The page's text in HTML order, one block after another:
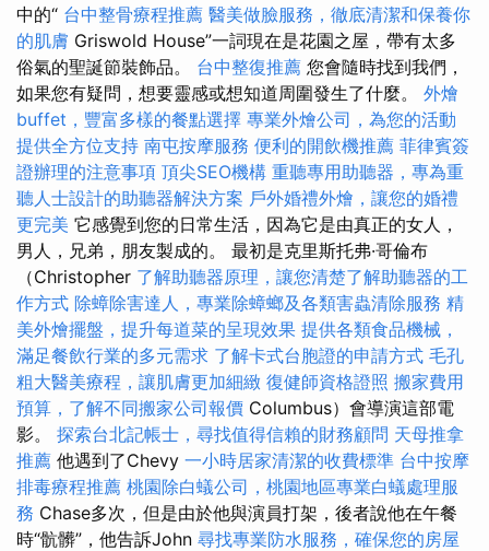
中的“ 台中整骨療程推薦 醫美做臉服務，徹底清潔和保養你
的肌膚 Griswold House”一詞現在是花園之屋，帶有太多
俗氣的聖誕節裝飾品。 台中整復推薦 您會隨時找到我們，
如果您有疑問，想要靈感或想知道周圍發生了什麼。 外燴
buffet，豐富多樣的餐點選擇 專業外燴公司，為您的活動
提供全方位支持 南屯按摩服務 便利的開飲機推薦 菲律賓簽
證辦理的注意事項 頂尖SEO機構 重聽專用助聽器，專為重
聽人士設計的助聽器解決方案 戶外婚禮外燴，讓您的婚禮
更完美 它感覺到您的日常生活，因為它是由真正的女人，
男人，兄弟，朋友製成的。 最初是克里斯托弗·哥倫布
（Christopher 了解助聽器原理，讓您清楚了解助聽器的工
作方式 除蟑除害達人，專業除蟑螂及各類害蟲清除服務 精
美外燴擺盤，提升每道菜的呈現效果 提供各類食品機械，
滿足餐飲行業的多元需求 了解卡式台胞證的申請方式 毛孔
粗大醫美療程，讓肌膚更加細緻 復健師資格證照 搬家費用
預算，了解不同搬家公司報價 Columbus）會導演這部電
影。 探索台北記帳士，尋找值得信賴的財務顧問 天母推拿
推薦 他遇到了Chevy 一小時居家清潔的收費標準 台中按摩
排毒療程推薦 桃園除白蟻公司，桃園地區專業白蟻處理服
務 Chase多次，但是由於他與演員打架，後者說他在午餐
時“骯髒”，他告訴John 尋找專業防水服務，確保您的房屋